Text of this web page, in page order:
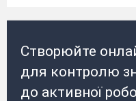
Створюйте
для контролю
до активної